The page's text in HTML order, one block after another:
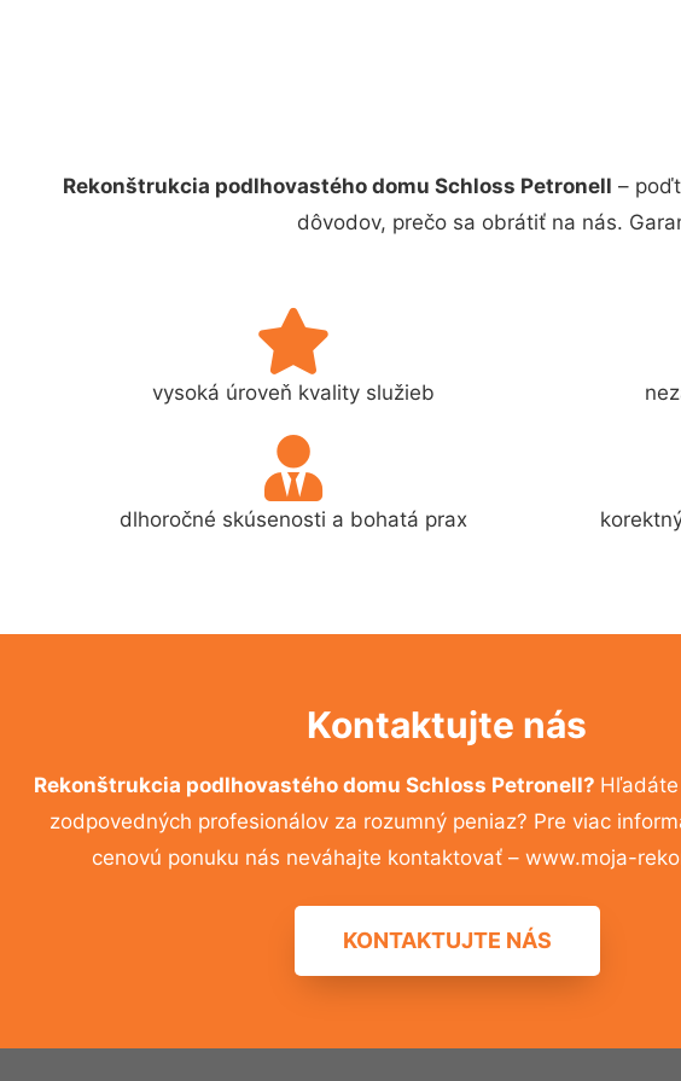
Rekonštrukcia podlhovastého domu Schloss Petronell –
dôvodov, prečo sa obrátiť na nás.
vysoká úroveň kvality služieb
dlhoročné skúsenosti a bohatá prax
Kontaktujte nás
Rekonštrukcia podlhovastého domu Schloss Petronell?
zodpovedných profesionálov za rozumný peniaz? Pre viac
cenovú ponuku nás neváhajte kontaktovať – www.moja-
KONTAKTUJTE NÁS